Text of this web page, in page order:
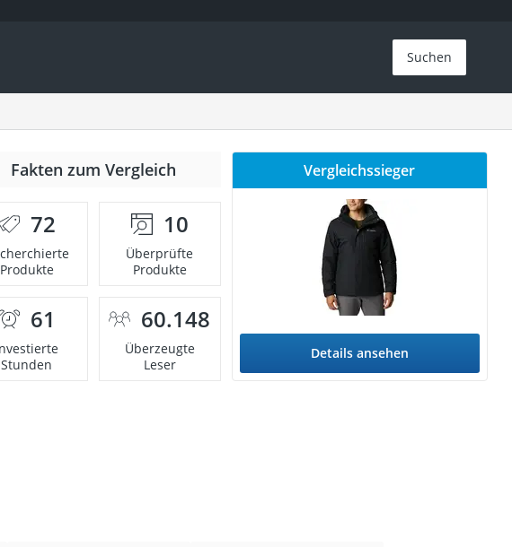
Suchen
Fakten zum Vergleich
72
Produkte
10
Überprüfte
Produkte
61
Stunden
60.148
Überzeugte
Leser
Vergleichssieger
Details ansehen